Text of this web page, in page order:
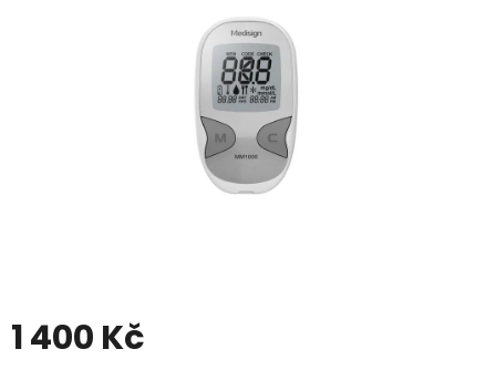
1 400 Kč